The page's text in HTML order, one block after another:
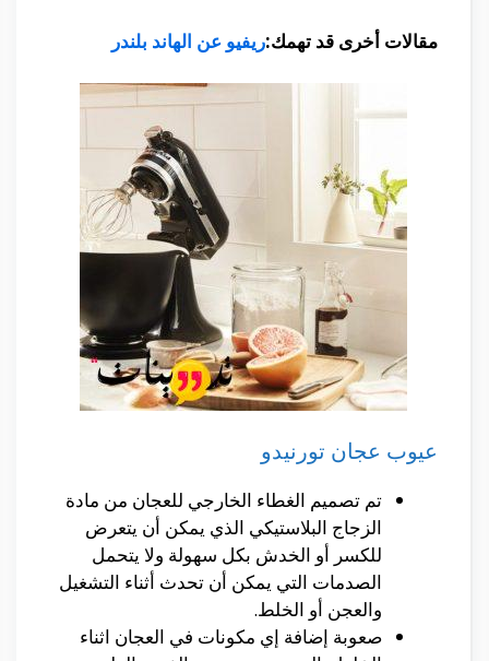
مقالات أخرى قد تهمك:ريفيو عن الهاند بلندر
عيوب عجان تورنيدو
تم تصميم الغطاء الخارجي للعجان من مادة
الزجاج البلاستيكي الذي يمكن أن يتعرض
للكسر أو الخدش بكل سهولة ولا يتحمل
الصدمات التي يمكن أن تحدث أثناء التشغيل
والعجن أو الخلط.
صعوبة إضافة إي مكونات في العجان اثناء